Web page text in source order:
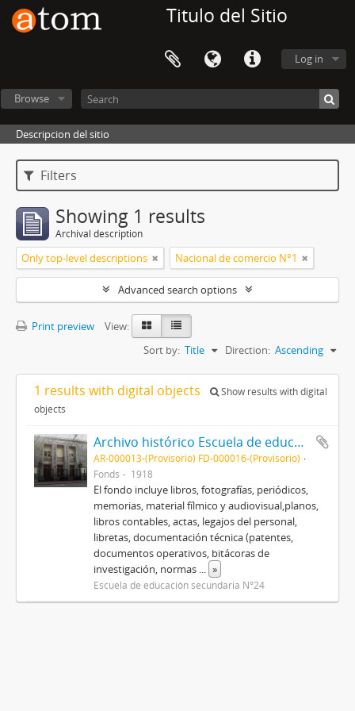
Titulo del Sitio
Log in
Browse
Descripcion del sitio
Filters
Showing 1 results
Archival description
Only top-level descriptions Nacional de comercio N°1
Advanced search options
Print preview
View:
Sort by: Title Direction: Ascending
1 results with digital objects
Show results with digital
objects
Archivo histórico Escuela de educación secundaria N°24 "Ex Nacional de comercio N°1"
AR-000013-(Provisorio) FD-000016-(Provisorio)
Fonds
1918
El fondo incluye libros, fotografías, periódicos,
memorias, material fílmico y audiovisual,planos,
libros contables, actas, legajos del personal,
libretas, documentación técnica (patentes,
documentos operativos, bitácoras de
investigación, normas ... »
Escuela de educación secundaria N°24